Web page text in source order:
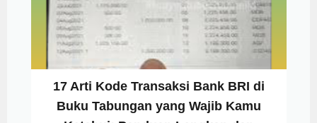
17 Arti Kode Transaksi Bank BRI di
Buku Tabungan yang Wajib Kamu